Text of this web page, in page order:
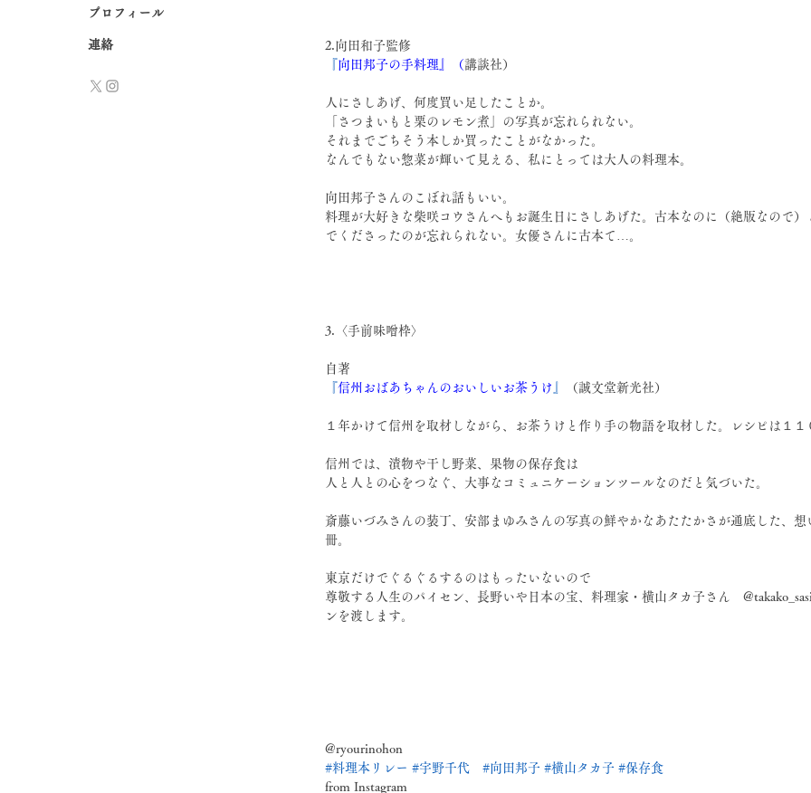
2.向田和子監修
向田邦子の手料理』 （講談社）
人にさしあげ、何度買い足したことか。
「さつまいもと栗のレモン煮」の写真が忘れられない。
それまでごちそう本しか買ったことがなかった。
なんでもない惣菜が輝いて見える、私にとっては大人の料理本。
向田邦子さんのこぼれ話もいい。
料理が大好きな柴咲コウさんへもお誕生日にさしあげた。古本なのに（絶版なので）
でくださったのが忘れられない。女優さんに古本て…。
3.〈手前味噌枠〉
自著
信州おばあちゃんのおいしいお茶うけ （誠文堂新光社）
１年かけて信州を取材しながら、お茶うけと作り手の物語を取材した。レシピは１１
信州では、漬物や干し野菜、果物の保存食は
人と人との心をつなぐ、大事なコミュニケーションツールなのだと気づいた。
斎藤いづみさんの装丁、安部まゆみさんの写真の鮮やかなあたたかさが通底した、想
冊。
東京だけでぐるぐるするのはもったいないので
尊敬する人生のパイセン、長野いや日本の宝、料理家・横山タカ子さん　
ンを渡します。
@ryourinohon
#料理本リレー #宇野千代 #向田邦子 #横山タカ子 #保存食
from Instagram
プロフィール
連絡